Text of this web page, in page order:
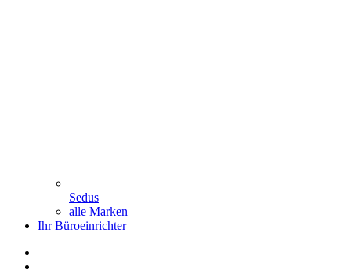
Sedus
alle Marken
Ihr Büroeinrichter